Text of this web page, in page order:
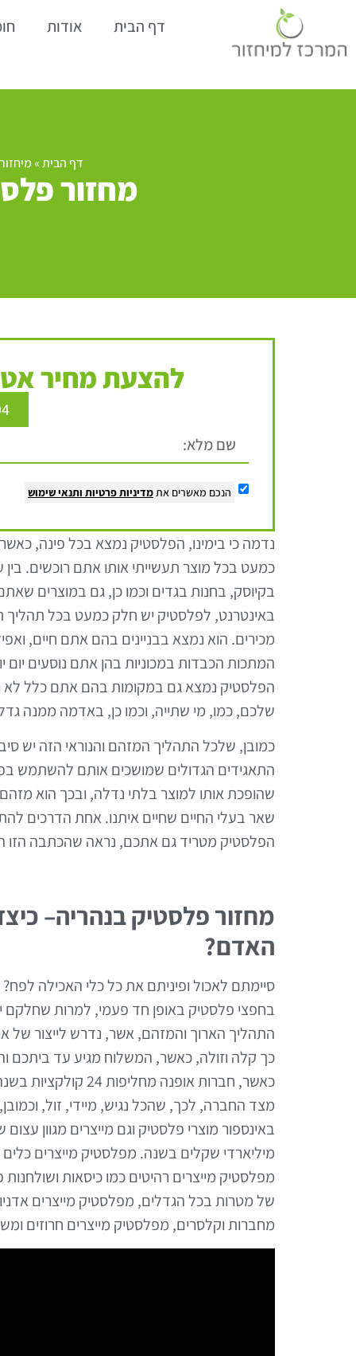
דף הבית אודות
דף הבית»
מחזור
להצעת מחיר
הנכם מאשרים אתמדיניות פרטיות ותנאי שימוש
נדמה כי בימינו, הפלסטיק נמצא בכל פינה,
כמעט בכל מוצר תעשייתי אותו אתם רוכשים.
בקיוסק, בחנות בגדים וכמו כן, גם במוצרים
באינטרנט, לפלסטיק יש חלק כמעט בכל תהליך
מכירים. הוא נמצא בבניינים בהם אתם חיים,
המתכות הכבדות במכוניות בהן אתם נוסעים יום
הפלסטיק נמצא גם במקומות בהם אתם כלל לא
שלכם, כמו, מי שתייה, וכמו כן, באדמה ממנה
כמובן, שלכל התהליך המזהם והנוראי הזה יש
התאגידים הגדולים שמושכים אותם להשתמש
שהופכת אותו למוצר בלתי נדלה, ובכך הוא
שאר בעלי החיים שחיים איתנו. אחת הדרכים
הפלסטיק מטריד גם אתכם, נראה שהכתבה הזו
מחזור פלסטיק בנהריה–
האדם?
סיימתם לאכול ופיניתם את כל כלי האכילה
בחפצי פלסטיק באופן חד פעמי, למרות שחלקם
התהליך הארוך והמזהם, אשר, נדרש לייצור של
כך קלה וזולה, כאשר, המשלוח מגיע עד ביתכם
כאשר, חברות
מצד החברה, לכך, שהכל נגיש, מיידי, זול,
באינספור מוצרי פלסטיק וגם מייצרים מגוון
מיליארדי שקלים בשנה. מפלסטיק מייצרים
מפלסטיק מייצרים רהיטים כמו כיסאות
של מטרות בכל הגדלים, מפלסטיק מייצרים
מחברות וקלסרים, מפלסטיק מייצרים חרוזים